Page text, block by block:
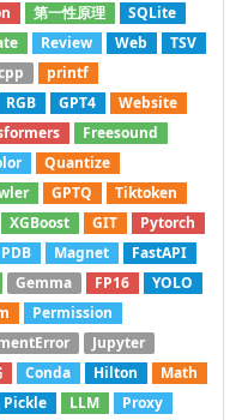
第一性原理
SQLite
Review Web
TSV
printf
RGB GPT4
Website
Freesound
Quantize
GPTQ
Tiktoken
XGBoost GIT
Pytorch
PDB Magnet
FastAPI
Gemma FP16
YOLO
Permission
Jupyter
Conda Hilton
Math
Pickle LLM
Proxy